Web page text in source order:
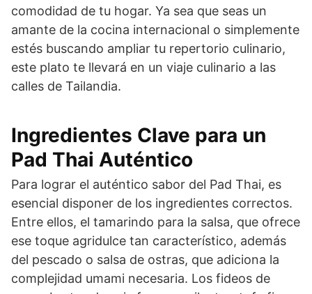
comodidad de tu hogar. Ya sea que seas un
amante de la cocina internacional o simplemente
estés buscando ampliar tu repertorio culinario,
este plato te llevará en un viaje culinario a las
calles de Tailandia.
Ingredientes Clave para un
Pad Thai Auténtico
Para lograr el auténtico sabor del Pad Thai, es
esencial disponer de los ingredientes correctos.
Entre ellos, el tamarindo para la salsa, que ofrece
ese toque agridulce tan característico, además
del pescado o salsa de ostras, que adiciona la
complejidad umami necesaria. Los fideos de